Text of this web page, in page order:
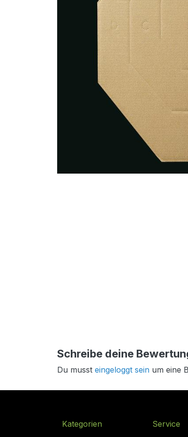
Schreibe deine
Du musst eingeloggt sein um eine
Kategorien Service